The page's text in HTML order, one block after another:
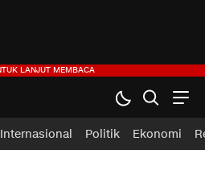
Internasional Politik Ekonomi